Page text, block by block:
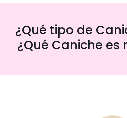
¿Qué tipo de
¿Qué Caniche es